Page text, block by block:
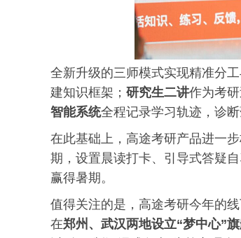
全新升级的三师模式实现精准分工
建知识框架； 研究生二讲作为考
智能系统全程记录学习轨迹，诊
在此基础上，高途考研产品进一
期，设置晨读打卡、引导式答疑
赢得暑期。
值得关注的是，高途考研今年的
在郑州、武汉两地设立“梦中心”